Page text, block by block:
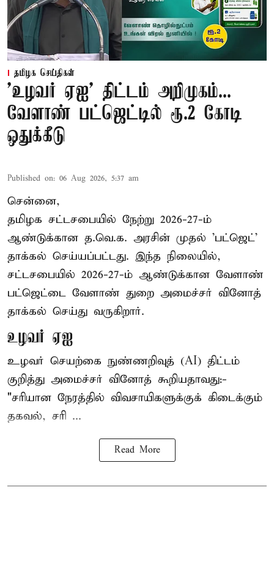
தமிழக செய்திகள்
'உழவர் ஏஐ' திட்டம் அறிமுகம்...
வேளாண் பட்ஜெட்டில் ரூ.2 கோடி
ஒதுக்கீடு
Published on: 06 Aug 2026, 5:37 am
சென்னை,
தமிழக சட்டசபையில் நேற்று 2026-27-ம்
ஆண்டுக்கான த.வெ.க. அரசின் முதல் 'பட்ஜெட்'
தாக்கல் செய்யப்பட்டது. இந்த நிலையில்,
சட்டசபையில் 2026-27-ம் ஆண்டுக்கான வேளாண்
பட்ஜெட்டை வேளாண் துறை அமைச்சர் வினோத்
தாக்கல் செய்து வருகிறார்.
உழவர் ஏஐ
உழவர் செயற்கை நுண்ணறிவுத் (AI) திட்டம்
குறித்து அமைச்சர் வினோத் கூறியதாவது:-
"சரியான நேரத்தில் விவசாயிகளுக்குக் கிடைக்கும்
தகவல், சரி ...
Read More